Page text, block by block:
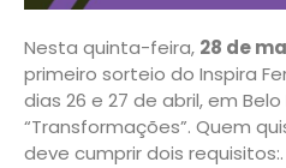
Nesta quinta-feira, 28 de
primeiro sorteio do Inspira
dias 26 e 27 de abril, em
“Transformações”. Quem
deve cumprir dois requisitos:.